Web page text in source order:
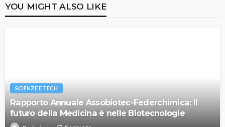
YOU MIGHT ALSO LIKE
SCIENZE E TECH
Rapporto Annuale Assobiotec-Federchimica: Il
futuro della Medicina è nelle Biotecnologie